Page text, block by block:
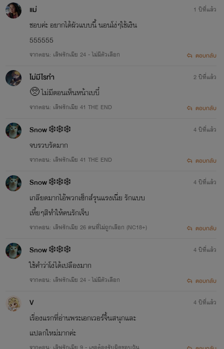
แม่
ชอบค่ะ อยากได้ผัวแบบนี้ นอนโง่ๆใช้เงิน
555555
จากตอน: เลิฟรักเมีย 24 - ไม่มีตัวเลือก
1 ปีที่แล้ว
ตอบกลับ
ไม่มีไรทำ
🥺 ไม่มีตอนเห็นหน้าเบบี๋
จากตอน: เลิฟรักเมีย 41 THE END
2 ปีที่แล้ว
ตอบกลับ
Snow ❄️❄️❄️
จบรวบรัดมาก
จากตอน: เลิฟรักเมีย 41 THE END
4 ปีที่แล้ว
ตอบกลับ
Snow ❄️❄️❄️
เกลียดมากไอ่้พวกเซ็กส์รุนแรงเนี่ย รักแบบ
เหี้ยๆสิทำให้คนรักเจ็บ
จากตอน: เลิฟรักเมีย 26 คนที่ไม่ถูกเลือก (NC18+)
4 ปีที่แล้ว
ตอบกลับ
Snow ❄️❄️❄️
ใช้คำว่าโง่ได้เปลืองมาก
จากตอน: เลิฟรักเมีย 24 - ไม่มีตัวเลือก
4 ปีที่แล้ว
ตอบกลับ
V
เรื่องแรกที่อ่านพระเอกเวอร์จิ้นสนุกและ
แปลกใหม่มากค่ะ
4 ปีที่แล้ว